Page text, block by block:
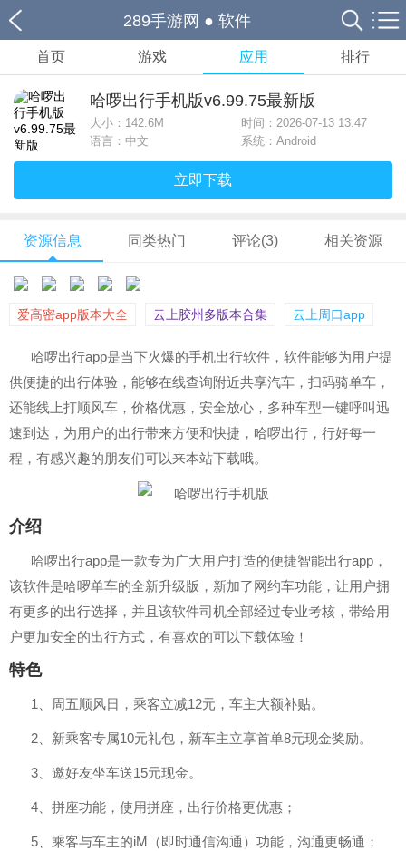
289手游网 ● 软件
首页 游戏 应用 排行
哈啰出行手机版v6.99.75最新版
大小： 142.6M
时间：2026-07-13 13:47
语言：中文
系统：Android
立即下载
资源信息 同类热门 评论(3) 相关资源
爱高密app版本大全 云上胶州多版本合集 云上周口app
哈啰出行app是当下火爆的手机出行软件，软件能够为用户提
供便捷的出行体验，能够在线查询附近共享汽车，扫码骑单车，
还能线上打顺风车，价格优惠，安全放心，多种车型一键呼叫迅
速到达，为用户的出行带来方便和快捷，哈啰出行，行好每一
程，有感兴趣的朋友们可以来本站下载哦。
介绍
哈啰出行app是一款专为广大用户打造的便捷智能出行app，
该软件是哈啰单车的全新升级版，新加了网约车功能，让用户拥
有更多的出行选择，并且该软件司机全部经过专业考核，带给用
户更加安全的出行方式，有喜欢的可以下载体验！
特色
1、周五顺风日，乘客立减12元，车主大额补贴。
2、新乘客专属10元礼包，新车主立享首单8元现金奖励。
3、邀好友坐车送15元现金。
4、拼座功能，使用拼座，出行价格更优惠；
5、乘客与车主的iM（即时通信沟通）功能，沟通更畅通；